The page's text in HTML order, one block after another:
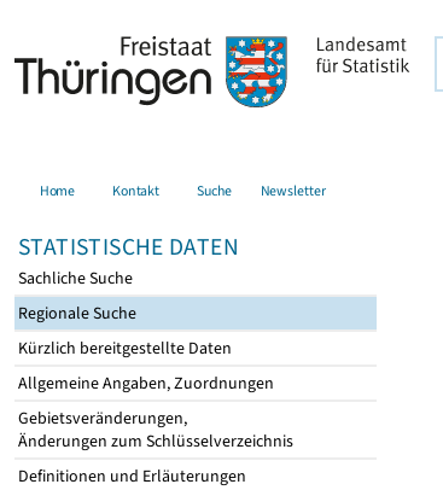
Home Kontakt Suche Newsletter
STATISTISCHE DATEN
Sachliche Suche
Regionale Suche
Kürzlich bereitgestellte Daten
Allgemeine Angaben, Zuordnungen
Gebietsveränderungen,
Änderungen zum Schlüsselverzeichnis
Definitionen und Erläuterungen